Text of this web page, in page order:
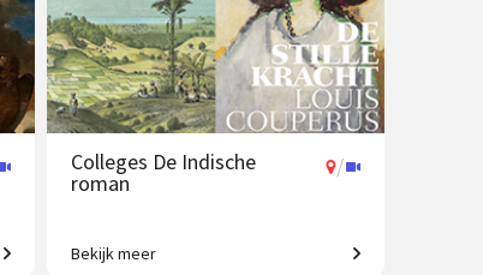
Colleges De Indische
roman
/
Koloniale erfenis in de moderne
Bekijk meer